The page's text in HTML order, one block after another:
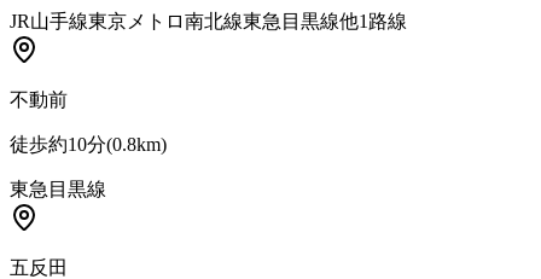
JR山手線東京メトロ南北線東急目黒線他1 路線
不動前
徒歩約10分(0.8km)
東急目黒線
五反田